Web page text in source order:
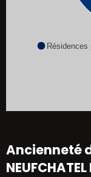
Résidences
Ancienneté